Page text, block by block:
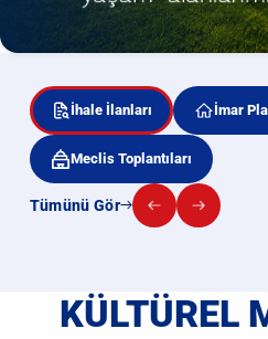
İhale İlanları İmar
Meclis Toplantıları
Tümünü Gör
KÜLTÜREL